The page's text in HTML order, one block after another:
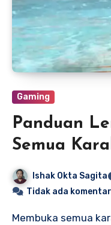
Gaming
Panduan
Semua
Lego
Ishak Okta Sagita
Tidak ada komentar
Membuka semua karakter Lego Marvel Avengers